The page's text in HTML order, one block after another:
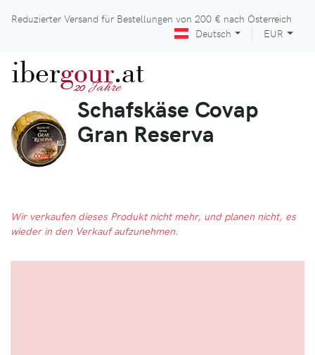
Reduzierter Versand für Bestellungen von 200 € nach Österreich
Deutsch
EUR
ibergour
20 Jahre.at
Schafskäse Covap
Gran Reserva
Wir verkaufen dieses Produkt nicht mehr, und planen nicht, es
wieder in den Verkauf aufzunehmen.